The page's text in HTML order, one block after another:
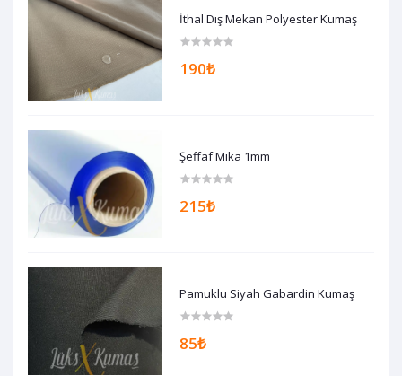
İthal Dış Mekan Polyester Kumaş
190₺
Şeffaf Mika 1mm
215₺
Pamuklu Siyah Gabardin Kumaş
85₺